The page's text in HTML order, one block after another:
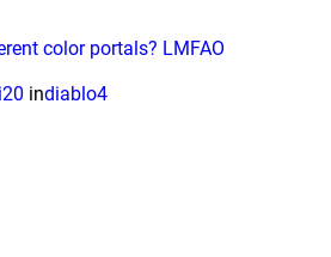
color portals? LMFAO
indiablo4